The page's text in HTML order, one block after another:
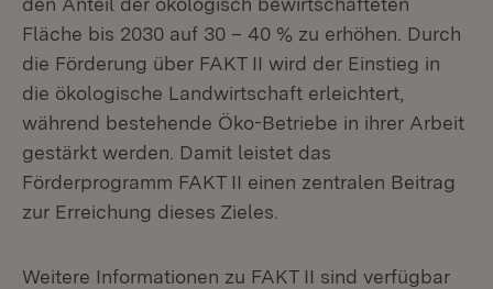
Fläche bis 2030 auf 30 – 40 % zu erhöhen. Durch
die Förderung über FAKT II wird der Einstieg in
die ökologische Landwirtschaft erleichtert,
während bestehende Öko-Betriebe in ihrer Arbeit
gestärkt werden. Damit leistet das
Förderprogramm FAKT II einen zentralen Beitrag
zur Erreichung dieses Zieles.
Weitere Informationen zu FAKT II sind verfügbar